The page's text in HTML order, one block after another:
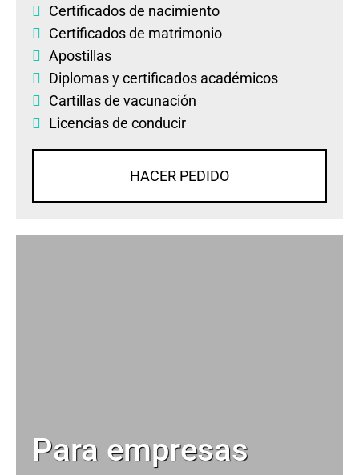
Certificados de nacimiento
Certificados de matrimonio
Apostillas
Diplomasycertificados académicos
Cartillas de vacunación
Licencias de conducir
HACER PEDIDO
Para empresas